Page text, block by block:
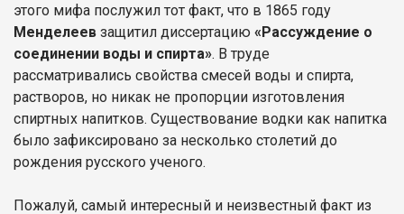
этого мифа послужил тот факт, что в 1865 году
Менделеев защитил диссертацию «Рассуждение о
соединении воды и спирта». В труде
рассматривались свойства смесей воды и спирта,
растворов, но никак не пропорции изготовления
спиртных напитков. Существование водки как напитка
было зафиксировано за несколько столетий до
рождения русского ученого.
Пожалуй, самый интересный и неизвестный факт из